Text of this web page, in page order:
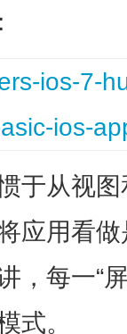
于从视
应用看
，每一“
式。